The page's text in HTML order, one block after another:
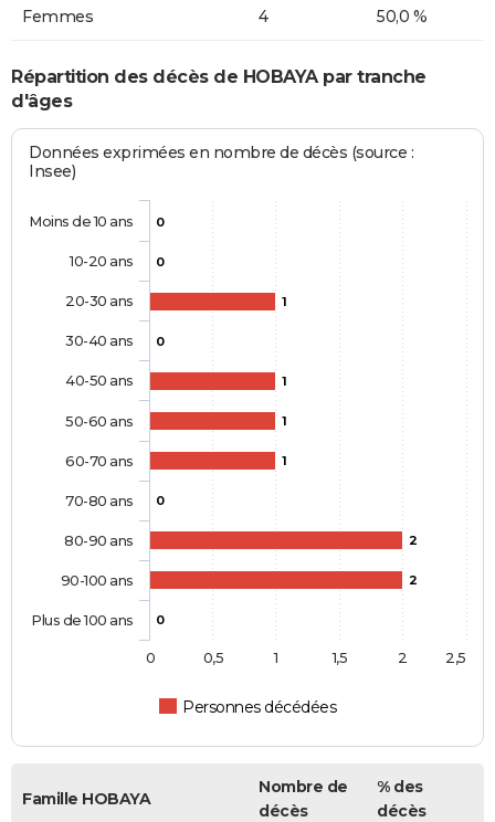
Femmes 4 50,0 %
Répartition des décès de HOBAYA par tranche
d'âges
Données exprimées en nombre de décès (source :
Insee)
0
0
1
0
1
1
1
0
2
2
0
Personnes décédées
Moins de 10 ans
10-20 ans
20-30 ans
30-40 ans
40-50 ans
50-60 ans
60-70 ans
70-80 ans
80-90 ans
90-100 ans
Plus de 100 ans
0 0,5 1 1,5 2 2,5
Famille HOBAYA
Nombre de
décès
% des
décès